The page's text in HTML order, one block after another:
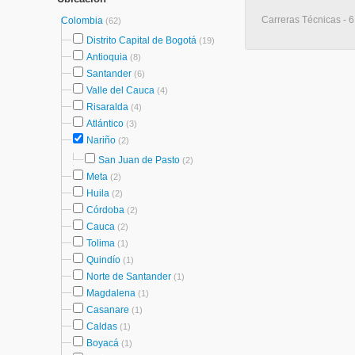
Colombia (62)
Distrito Capital de Bogotá (19)
Antioquia (8)
Santander (6)
Valle del Cauca (4)
Risaralda (4)
Atlántico (3)
Nariño (2)
San Juan de Pasto (2)
Meta (2)
Huila (2)
Córdoba (2)
Cauca (2)
Tolima (1)
Quindío (1)
Norte de Santander (1)
Magdalena (1)
Casanare (1)
Caldas (1)
Boyacá (1)
Carreras Técnicas -